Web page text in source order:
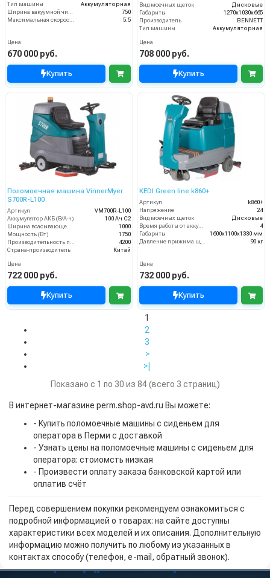
Тип машины
Аккумуляторная
750
5.5
Цена
670 000 руб.
Купить
Вид моечных щеток
Дисковые
Габариты
1270х1030х665
Производитель
BENNETT
Тип машины
Аккумуляторная
Цена
708 000 руб.
Купить
Поломоечная машина VinnerMyer
S700R-L100
Артикул
VM700R-L100
Аккумулятор АКБ (В/А·ч)
100 Ач С2
Ширина всасывающей балки (мм)
1000
Мощность (Вт)
1750
Производительность по площади (м2/ч)
4200
Страна-производитель
Китай
Цена
722 000 руб.
Купить
KEDI Green line k860+
Артикул
k860+
Напряжение
24
Вид моечных щеток
Дисковые
Время работы от аккумуляторов (ч)
4
Габариты
1600х1100х1380 мм
Давление прижима щеток
90 кг
Цена
732 000 руб.
Купить
1
2
3
>
>|
Показано с 1 по 30 из 84 (всего 3 страниц)
В интернет-магазине perm.shop-avd.ru Вы можете:
- Купить поломоечные машины с сиденьем для
оператора в Перми с доставкой
- Узнать цены на поломоечные машины с сиденьем для
оператора: стоиомсть низкая
- Произвести оплату заказа банковской картой или
оплатив счёт
Перед совершением покупки рекомендуем ознакомиться с
подробной информацией о товарах: на сайте доступны
характеристики всех моделей и их описания. Дополнительную
информацию можно получить по любому из указанных в
контактах способу (телефон, e-mail, обратный звонок).